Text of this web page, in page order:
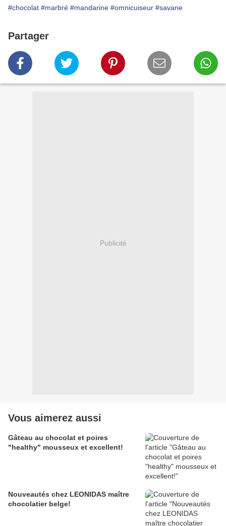
#chocolat #marbré #mandarine #omnicuiseur #savane
Partager
Publicité
Vous aimerez aussi
Gâteau au chocolat et poires
"healthy" mousseux et excellent!
Nouveautés chez LEONIDAS maître
chocolatier belge!